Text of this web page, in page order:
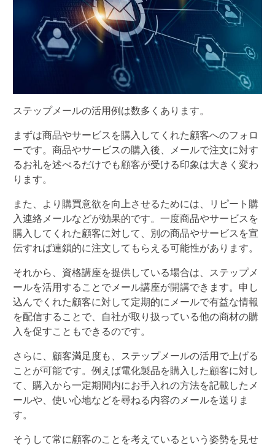
ステップメールの活用例は数多くあります。
まずは商品やサービスを購入してくれた顧客へのフォロ
ーです。商品やサービスの購入後、メールで注文に対す
るお礼を述べるだけでも顧客が受ける印象は大きく変わ
ります。
また、より購買意欲を向上させるためには、リピート購
入連絡メールなどが効果的です。一度商品やサービスを
購入してくれた顧客に対して、別の商品やサービスを宣
伝すれば連鎖的に注文してもらえる可能性があります。
それから、資格講座を提供している場合は、ステップメ
ールを活用することでメール講座が開講できます。申し
込んでくれた顧客に対して定期的にメールで有益な情報
を配信することで、自社が取り扱っている他の商材の購
入を促すこともできるのです。
さらに、顧客満足度も、ステップメールの活用で上げる
ことが可能です。例えば電化製品を購入した顧客に対し
て、購入から一定期間内にお手入れの方法を記載したメ
ールや、使い心地などを尋ねる内容のメールを送りま
す。
そうして常に顧客のことを考えているという姿勢を見せ